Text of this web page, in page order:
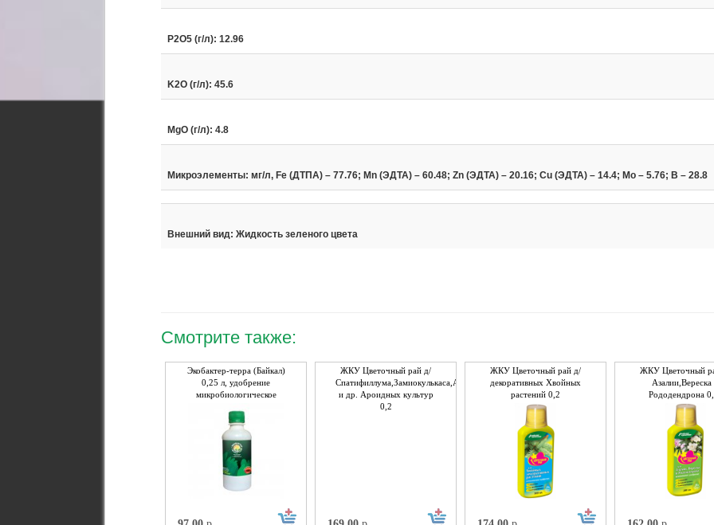
P2O5 (г/л): 12.96
K2O (г/л): 45.6
MgO (г/л): 4.8
Микроэлементы: мг/л, Fe (ДТПА) – 77.76; Mn (ЭДТА) – 60.48; Zn (ЭДТА) – 20.16; Cu (ЭДТА) – 14.4; Mo – 5.76; B – 28.8
Внешний вид: Жидкость зеленого цвета
Смотрите также:
Экобактер-терра (Байкал)
0,25 л, удобрение
микробиологическое
ЖКУ Цветочный рай д/
Спатифиллума,Замиокулькаса,Антуриума
и др. Ароидных культур
0,2
ЖКУ Цветочный рай д/
декоративных Хвойных
растений 0,2
ЖКУ Цветочный
Азалии,Вереска
Рододендрона